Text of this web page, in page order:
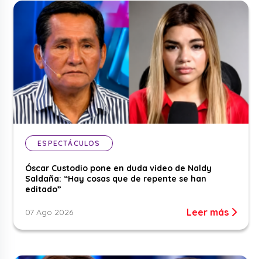
ESPECTÁCULOS
Óscar Custodio pone en duda video de Naldy
Saldaña: “Hay cosas que de repente se han
editado”
07 Ago 2026 Leer más